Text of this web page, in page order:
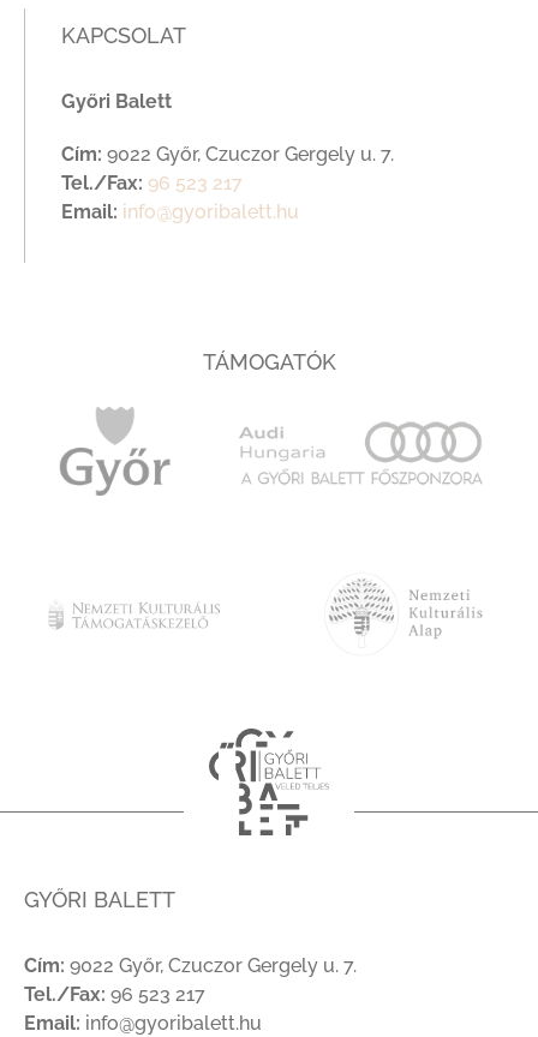
KAPCSOLAT
Győri Balett
Cím: 9022 Győr, Czuczor Gergely u. 7.
Tel./Fax: 96 523 217
Email: info@gyoribalett.hu
TÁMOGATÓK
GYŐRI BALETT
Cím: 9022 Győr, Czuczor Gergely u. 7.
Tel./Fax: 96 523 217
Email: info@gyoribalett.hu